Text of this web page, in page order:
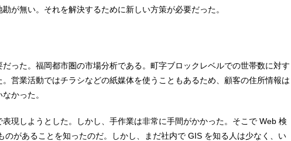
が無い。それを解決するために新しい方策が必要だった。
った。福岡都市圏の市場分析である。町字ブロックレベルでの世帯数に対す
営業活動ではチラシなどの紙媒体を使うこともあるため、顧客の住所情報は
かった。
現しようとした。しかし、手作業は非常に手間がかかった。そこで Web 検
があることを知ったのだ。しかし、まだ社内で GIS を知る人は少なく、い